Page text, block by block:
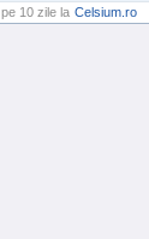
10 zile la Celsium.ro